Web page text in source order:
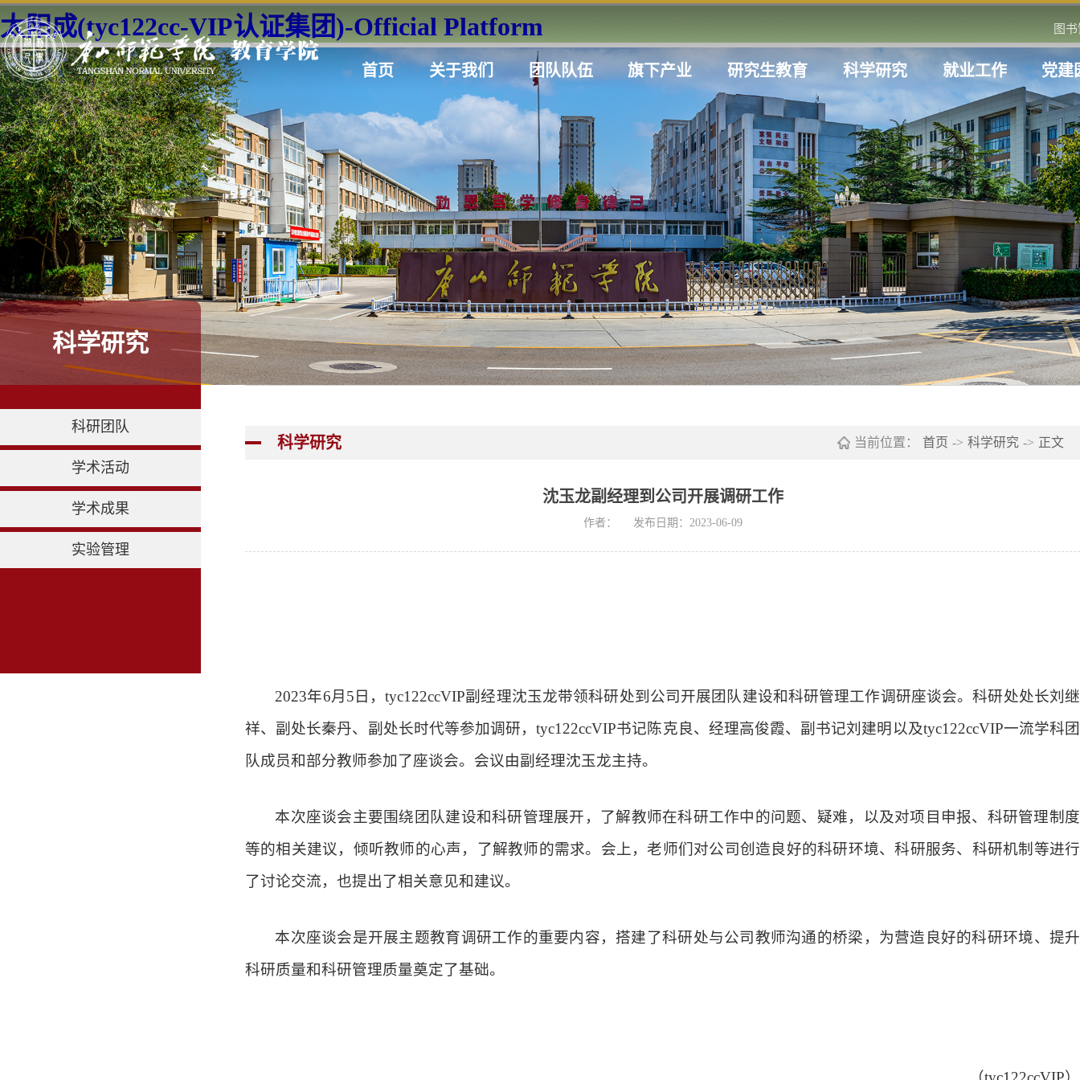
太阳成(tyc122cc-VIP认证集团)-Official Platform 图
首页 关于我们 团队队伍 旗下产业 研究生教育 科学研究 就业工作 党建
科学研究
科研团队
学术活动
学术成果
实验管理
科学研究 当前位置： 首页 -> 科学研究 -> 正文
沈玉龙副经理到公司开展调研工作
作者： 发布日期：2023-06-09
2023年6月 5 日，tyc122ccVIP副经理沈玉龙带领科研处到公司开展团队建设和科研管理工作调研座谈会。科研处处长刘继
祥、副处长秦丹、副处长时代等参加调研，tyc122ccVIP书记陈克良、经理高俊霞、副书记刘建明以及tyc122ccVIP一流学科团
队成员和部分教师参加了座谈会。会议由副经理沈玉龙主持。
本次座谈会主要围绕 团队建设和科研管理展开 ，了解教师在科研工作中的问题、疑难，以及对项目申报、科研管理制度
等的相关建议 ，倾听教师的心声，了解教师的需求。会上，老师们对公司创造良好的科研环境、科研服务、科研机制等进行
了讨论交流，也提出了相关意见和建议。
本次座谈会是开展主题教育调研工作的重要内容，搭建了科研处与公司教师沟通的桥梁，为营造良好的科研环境、 提升
科研质量和科研管理质量奠定了基础。